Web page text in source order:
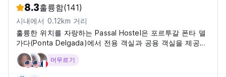
8.3훌륭함(141)
시내에서 0.12km 거리
훌륭한 위치를 자랑하는 Passal Hostel은 포르투갈 폰타 델
가다(Ponta Delgada)에서 전용 객실과 공용 객실을 제공합
니다.
머무르기